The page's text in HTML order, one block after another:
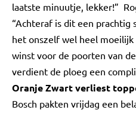
laatste minuutje, lekker!”
“Achteraf is dit een prachtig
het onszelf wel heel
winst voor de poorten van
verdient de ploeg een
Oranje Zwart verliest
Bosch pakten vrijdag een